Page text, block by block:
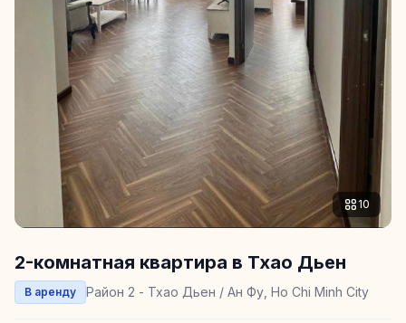
10
2-комнатная квартира в Тхао Дьен
В аренду Район 2 - Тхао Дьен / Ан Фу, Ho Chi Minh City